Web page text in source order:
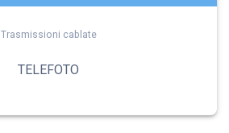
Trasmissioni cablate
TELEFOTO